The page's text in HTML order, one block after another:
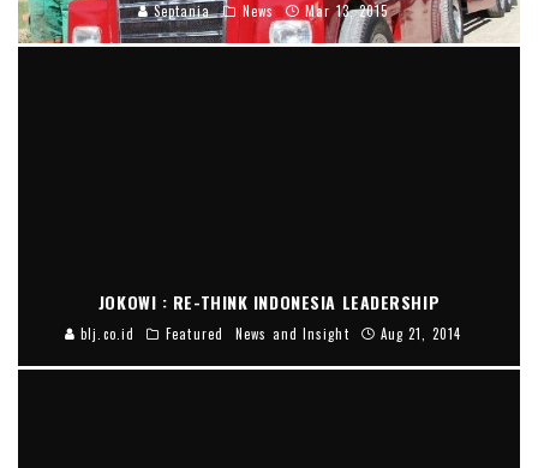
Septania News Mar 13, 2015
JOKOWI : RE-THINK INDONESIA LEADERSHIP
blj.co.id Featured News and Insight Aug 21, 2014